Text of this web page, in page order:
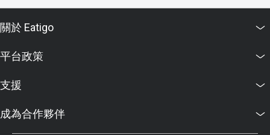
關於 Eatigo
平台政策
支援
成為合作夥伴